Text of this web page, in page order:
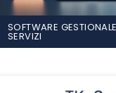
SOFTWARE GESTIONALE
SERVIZI